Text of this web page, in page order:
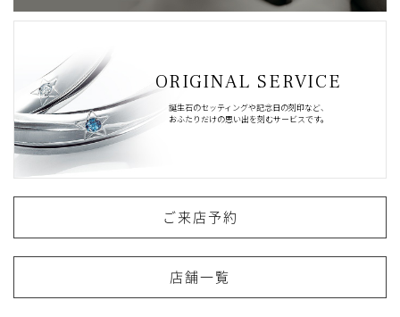
ORIGINAL SERVICE
誕生石のセッティングや記念日の刻印など、
おふたりだけの思い出を刻むサービスです。
ご来店予約
店舗一覧